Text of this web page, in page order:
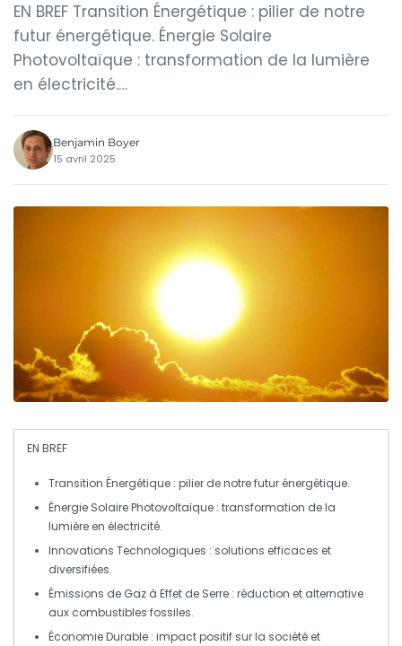
EN BREF Transition Énergétique : pilier de notre
futur énergétique. Énergie Solaire
Photovoltaïque : transformation de la lumière
en électricité.…
Benjamin Boyer
15 avril 2025
EN BREF
Transition Énergétique : pilier de notre futur énergétique.
Énergie Solaire Photovoltaïque : transformation de la
lumière en électricité.
Innovations Technologiques : solutions efficaces et
diversifiées.
Émissions de Gaz à Effet de Serre : réduction et alternative
aux combustibles fossiles.
Économie Durable : impact positif sur la société et